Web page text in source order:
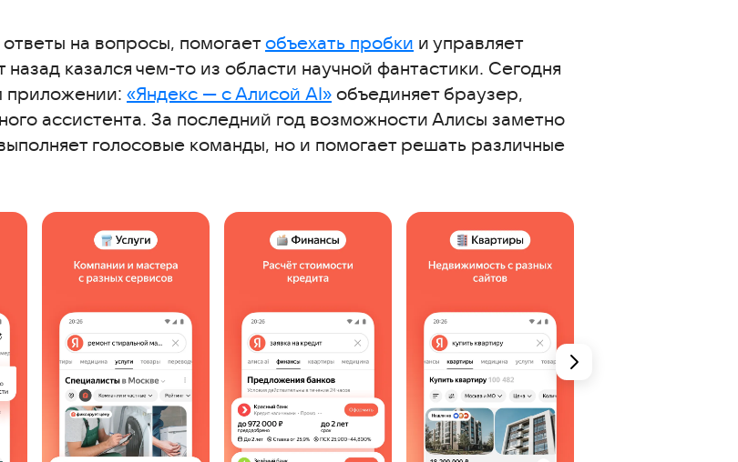
— с Алисой AI»
помощников
на вопросы, помогаетобъехать пробки и управляет
казался чем-то из области научной фантастики. Сегодня
приложении: «Яндекс — с Алисой AI» объединяет браузер,
ассистента. За последний год возможности Алисы заметно
голосовые команды, но и помогает решать различные